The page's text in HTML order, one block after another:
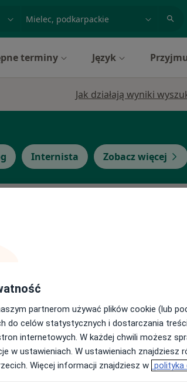
terminy Język
Jak działają wyniki
Internista Zobacz więcej
partnerom używać plików cookie (lub
do celów statystycznych i dostarczania
internetowych. W każdej chwili możesz
w ustawieniach. W ustawieniach znajdziesz
Więcej informacji znajdziesz w polityka